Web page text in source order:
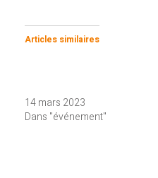
Articles similaires
14 mars 2023
Dans "événement"